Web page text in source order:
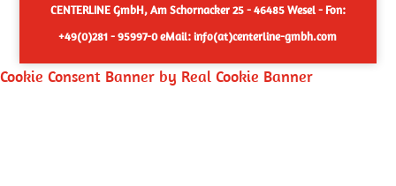
CENTERLINE GmbH, Am Schornacker 25 - 46485 Wesel - Fon:
+49(0)281 - 95997-0 eMail: info(at)centerline-gmbh.com
Cookie Consent Banner by Real Cookie Banner